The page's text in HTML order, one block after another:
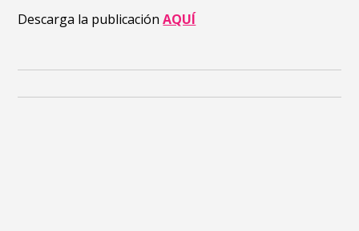
Descarga la publicaciónAQUÍ